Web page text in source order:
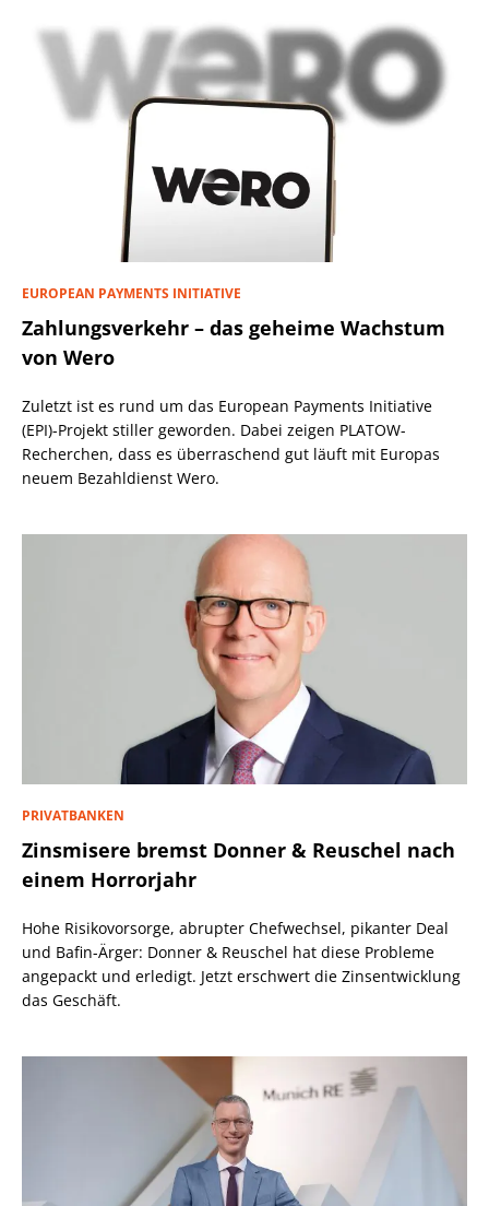
EUROPEAN PAYMENTS INITIATIVE
Zahlungsverkehr – das geheime Wachstum
von Wero
Zuletzt ist es rund um das European Payments Initiative
(EPI)-Projekt stiller geworden. Dabei zeigen PLATOW-
Recherchen, dass es überraschend gut läuft mit Europas
neuem Bezahldienst Wero.
PRIVATBANKEN
Zinsmisere bremst Donner & Reuschel nach
einem Horrorjahr
Hohe Risikovorsorge, abrupter Chefwechsel, pikanter Deal
und Bafin-Ärger: Donner & Reuschel hat diese Probleme
angepackt und erledigt. Jetzt erschwert die Zinsentwicklung
das Geschäft.